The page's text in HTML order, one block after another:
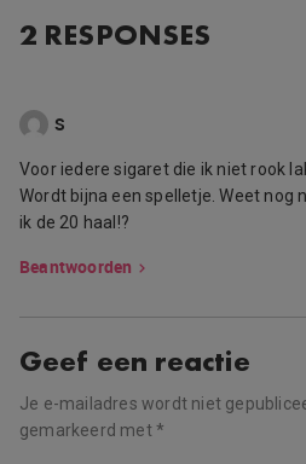
2 RESPONSES
S
Voor iedere sigaret die ik niet rook
Wordt bijna een spelletje. Weet nog
ik de 20 haal!?
Beantwoorden
Geef een reactie
Je e-mailadres wordt niet
gemarkeerd met*